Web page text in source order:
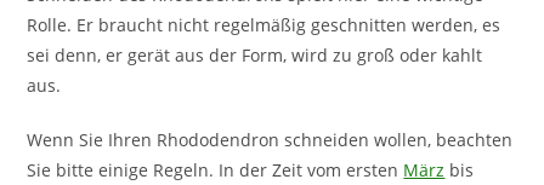
Rolle. Er braucht nicht regelmäßig geschnitten werden, es
sei denn, er gerät aus der Form, wird zu groß oder kahlt
aus.
Wenn Sie Ihren Rhododendron schneiden wollen, beachten
Sie bitte einige Regeln. In der Zeit vom ersten März bis